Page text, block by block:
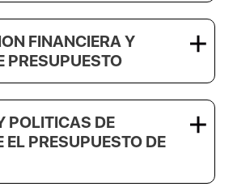
FINANCIERA Y
PRESUPUESTO
POLITICAS DE
PRESUPUESTO DE